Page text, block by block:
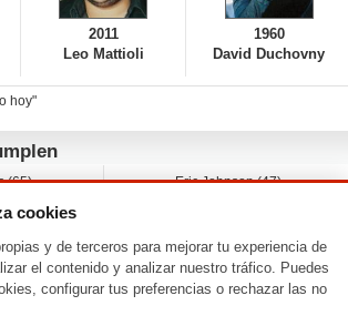
2011
Leo Mattioli
1960
David Duchovny
hoy"
(65)
(-)
(51)
(65)
Eric Johnson (47)
Wayne Knight (71)
Michael Shannon (52)
en la fecha
cookies
y de terceros para mejorar tu experiencia de
el contenido y analizar nuestro tráfico. Puedes
configurar tus preferencias o rechazar las no